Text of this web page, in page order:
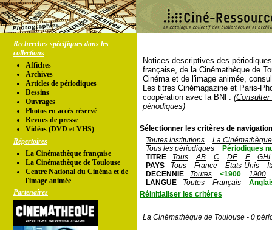
Recherches spécifiques dans les
collections
Affiches
Archives
Articles de périodiques
Dessins
Ouvrages
Photos en accés réservé
Revues de presse
Vidéos (DVD et VHS)
Répertoires
La Cinémathèque française
La Cinémathèque de Toulouse
Centre National du Cinéma et de
l'image animée
Partenaires
Notices descriptives des
française, de la Cinémathèque de
Cinéma et de l'image animée,
Les titres Cinémagazine et Paris-
coopération avec la BNF.
périodiques)
Sélectionner les critères de
Toutes institutions
La
Tous les périodiques
Périodiques
TITRE
Tous AB C DE F
GHI
PAYS
Tous France Etats-Unis
DECENNIE
Toutes <1900
1900
LANGUE
Toutes Français
Réinitialiser les critères
La Cinémathèque de Toulouse - 0